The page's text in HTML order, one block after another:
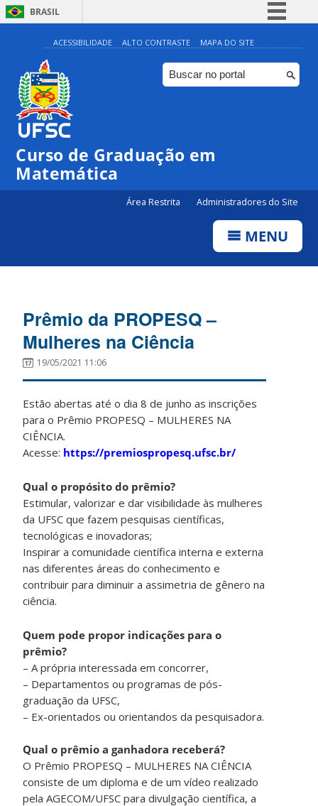
BRASIL
Simplifique!
Comunica BR
Participe
Canais
ACESSIBILIDADE ALTO CONTRASTE MAPA DO SITE
Curso de Graduação em
Matemática
Área Restrita Administradores do Site
MENU
Prêmio da PROPESQ –
Mulheres na Ciência
19/05/2021 11:06
Estão abertas até o dia 8 de junho as inscrições
para o Prêmio PROPESQ – MULHERES NA
CIÊNCIA.
Acesse: https://premiospropesq.ufsc.br/
Qual o propósito do prêmio?
Estimular, valorizar e dar visibilidade às mulheres
da UFSC que fazem pesquisas científicas,
tecnológicas e inovadoras;
Inspirar a comunidade científica interna e externa
nas diferentes áreas do conhecimento e
contribuir para diminuir a assimetria de gênero na
ciência.
Quem pode propor indicações para o
prêmio?
– A própria interessada em concorrer,
– Departamentos ou programas de pós-
graduação da UFSC,
– Ex-orientados ou orientandos da pesquisadora.
Qual o prêmio a ganhadora receberá?
O Prêmio PROPESQ – MULHERES NA CIÊNCIA
consiste de um diploma e de um vídeo realizado
pela AGECOM/UFSC para divulgação científica, a